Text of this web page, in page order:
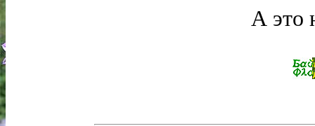
А это